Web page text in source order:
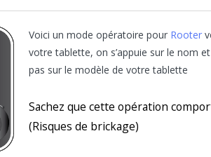
Voici un mode opératoire pour Rooter
votre tablette, on s’appuie sur le nom
pas sur le modèle de votre tablette
Sachez que cette opération
(Risques de brickage)